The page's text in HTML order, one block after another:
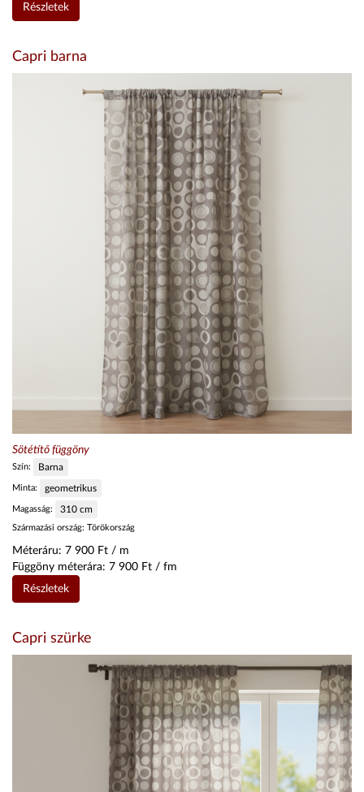
Részletek
Capri barna
Sötétítő függöny
Szín: Barna
Minta: geometrikus
Magasság: 310 cm
Származási ország: Törökország
Méteráru: 7 900 Ft / m
Függöny méterára: 7 900 Ft / fm
Részletek
Capri szürke